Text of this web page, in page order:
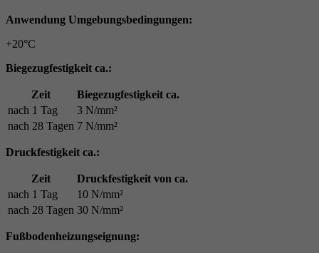
Anwendung Umgebungsbedingungen:
+20°C
Biegezugfestigkeit ca.:
Zeit
Biegezugfestigkeit ca.
nach 1 Tag
3 N/mm²
nach 28 Tagen 7 N/mm²
Druckfestigkeit ca.:
Zeit
Druckfestigkeit von ca.
nach 1 Tag
10 N/mm²
nach 28 Tagen 30 N/mm²
Fußbodenheizungseignung: